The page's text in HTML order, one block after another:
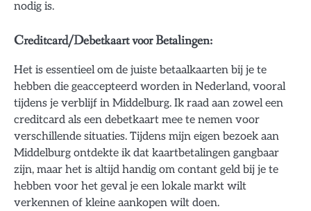
nodig is.
Creditcard/Debetkaart voor Betalingen:
Het is essentieel om de juiste betaalkaarten bij je te
hebben die geaccepteerd worden in Nederland, vooral
tijdens je verblijf in Middelburg. Ik raad aan zowel een
creditcard als een debetkaart mee te nemen voor
verschillende situaties. Tijdens mijn eigen bezoek aan
Middelburg ontdekte ik dat kaartbetalingen gangbaar
zijn, maar het is altijd handig om contant geld bij je te
hebben voor het geval je een lokale markt wilt
verkennen of kleine aankopen wilt doen.